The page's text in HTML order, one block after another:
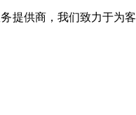
提供商，我们致力于为客